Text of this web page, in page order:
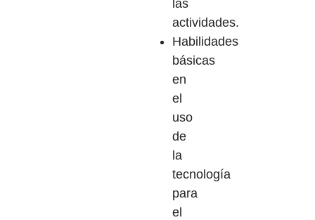
las
actividades.
Habilidades
básicas
en
el
uso
de
la
tecnología
para
el